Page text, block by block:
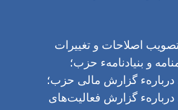
اصلاحات و تغییرات
و بنیاد‌نامهء حزب؛
گزارش مالی حزب؛
گزارش فعالیت‌های